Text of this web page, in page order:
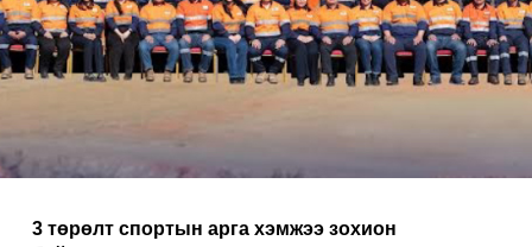
3 төрөлт спортын арга хэмжээ зохион